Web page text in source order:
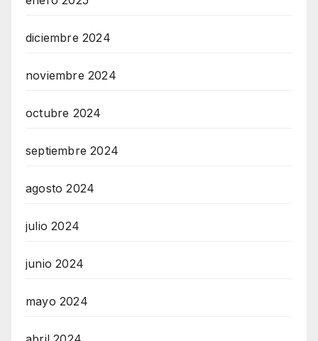
diciembre 2024
noviembre 2024
octubre 2024
septiembre 2024
agosto 2024
julio 2024
junio 2024
mayo 2024